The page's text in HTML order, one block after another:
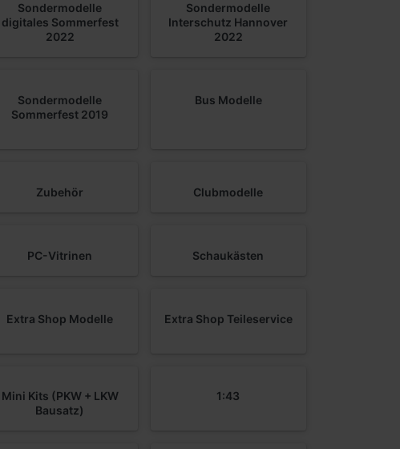
Sondermodelle
digitales Sommerfest
2022
Sondermodelle
Interschutz Hannover
2022
Sondermodelle
Sommerfest 2019
Bus Modelle
Zubehör Clubmodelle
PC-Vitrinen Schaukästen
Extra Shop Modelle Extra Shop Teileservice
Mini Kits (PKW + LKW
Bausatz)
1:43